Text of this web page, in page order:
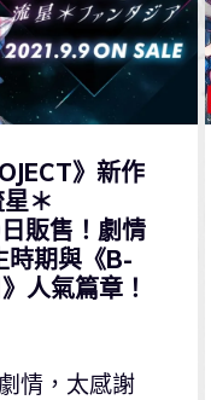
》新作
＊
販售！劇情
時期與《B-
人氣篇章！
情，太感謝